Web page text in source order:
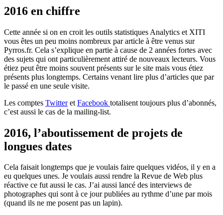
2016 en chiffre
Cette année si on en croit les outils statistiques Analytics et XITI
vous êtes un peu moins nombreux par article à être venus sur
Pyrros.fr. Cela s’explique en partie à cause de 2 années fortes avec
des sujets qui ont particulièrement attiré de nouveaux lecteurs. Vous
étiez peut être moins souvent présents sur le site mais vous étiez
présents plus longtemps. Certains venant lire plus d’articles que par
le passé en une seule visite.
Les comptes Twitteret Facebook totalisent toujours plus d’abonnés,
c’est aussi le cas de la mailing-list.
2016, l’aboutissement de projets de
longues dates
Cela faisait longtemps que je voulais faire quelques vidéos, il y en a
eu quelques unes. Je voulais aussi rendre la Revue de Web plus
réactive ce fut aussi le cas. J’ai aussi lancé des interviews de
photographes qui sont à ce jour publiées au rythme d’une par mois
(quand ils ne me posent pas un lapin).